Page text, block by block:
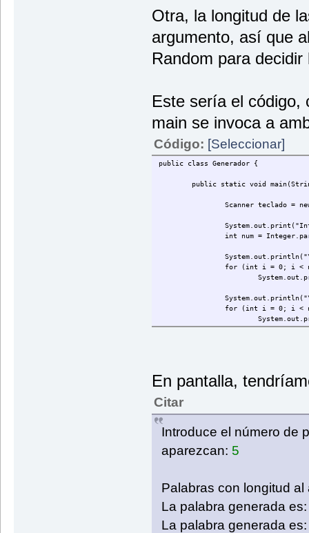
Otra, la longitud de
argumento, así que
Random para decidir
Este sería el código,
main se invoca a
Código: [Seleccionar]
public class Generador {
public static void
Scanner teclado =
int num =
for (int i = 0; i <
for (int i = 0; i <
//La variable
String palabra = "";
for (int i=0;
palabra =
}
return palabra;
En pantalla,
Citar
Introduce el número de
aparezcan: 5
Palabras con longitud al
La palabra generada
La palabra generada